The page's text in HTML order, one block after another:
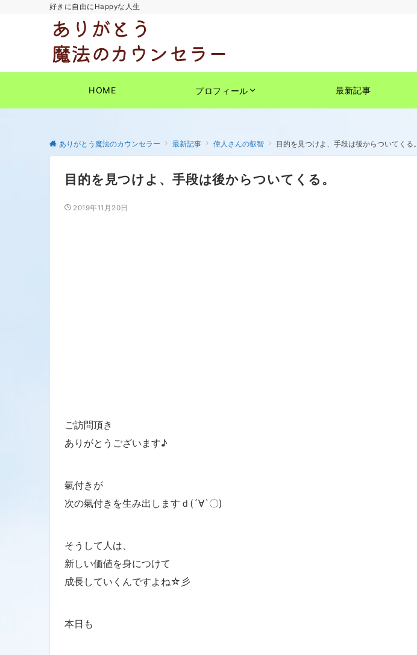
好きに自由にHappyな人生
HOME プロフィール 最新記事
ありがとう魔法のカウンセラー 最新記事 偉人さんの叡智 目的を見つけよ、手段は後からついてくる。
目的を見つけよ、手段は後からついてくる。
2019年11月20日
ご訪問頂き
ありがとうございます♪
氣付きが
次の氣付きを生み出しますｄ(´∀`〇)
そうして人は、
新しい価値を身につけて
成長していくんですよね☆彡
本日も